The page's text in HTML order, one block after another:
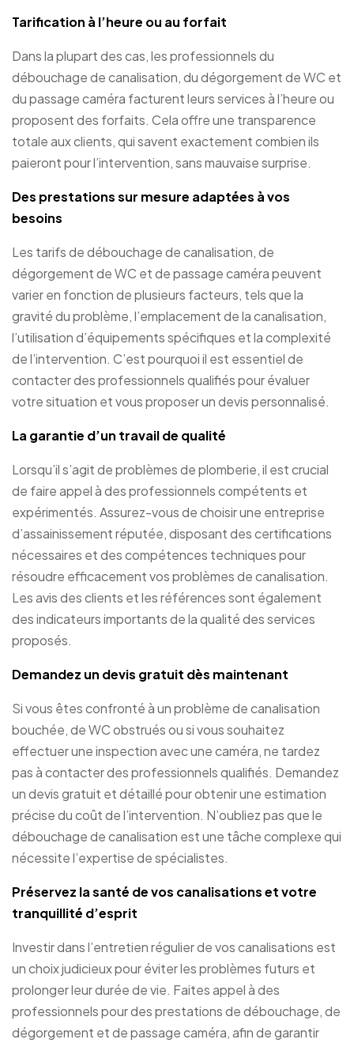
Tarification à l’heure ou au forfait
Dans la plupart des cas, les professionnels du
débouchage de canalisation, du dégorgement de WC et
du passage caméra facturent leurs services à l’heure ou
proposent des forfaits. Cela offre une transparence
totale aux clients, qui savent exactement combien ils
paieront pour l’intervention, sans mauvaise surprise.
Des prestations sur mesure adaptées à vos
besoins
Les tarifs de débouchage de canalisation, de
dégorgement de WC et de passage caméra peuvent
varier en fonction de plusieurs facteurs, tels que la
gravité du problème, l’emplacement de la canalisation,
l’utilisation d’équipements spécifiques et la complexité
de l’intervention. C’est pourquoi il est essentiel de
contacter des professionnels qualifiés pour évaluer
votre situation et vous proposer un devis personnalisé.
La garantie d’un travail de qualité
Lorsqu’il s’agit de problèmes de plomberie, il est crucial
de faire appel à des professionnels compétents et
expérimentés. Assurez-vous de choisir une entreprise
d’assainissement réputée, disposant des certifications
nécessaires et des compétences techniques pour
résoudre efficacement vos problèmes de canalisation.
Les avis des clients et les références sont également
des indicateurs importants de la qualité des services
proposés.
Demandez un devis gratuit dès maintenant
Si vous êtes confronté à un problème de canalisation
bouchée, de WC obstrués ou si vous souhaitez
effectuer une inspection avec une caméra, ne tardez
pas à contacter des professionnels qualifiés. Demandez
un devis gratuit et détaillé pour obtenir une estimation
précise du coût de l’intervention. N’oubliez pas que le
débouchage de canalisation est une tâche complexe qui
nécessite l’expertise de spécialistes.
Préservez la santé de vos canalisations et votre
tranquillité d’esprit
Investir dans l’entretien régulier de vos canalisations est
un choix judicieux pour éviter les problèmes futurs et
prolonger leur durée de vie. Faites appel à des
professionnels pour des prestations de débouchage, de
dégorgement et de passage caméra, afin de garantir